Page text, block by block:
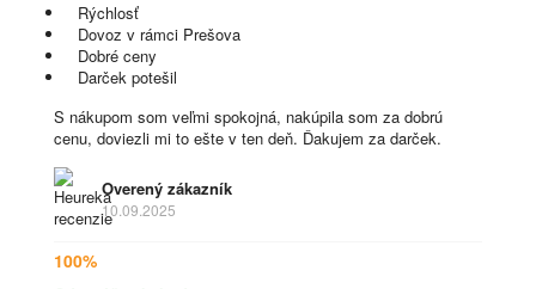
Rýchlosť
Dovoz v rámci Prešova
Dobré ceny
Darček potešil
S nákupom som veľmi spokojná, nakúpila som za dobrú
cenu, doviezli mi to ešte v ten deň. Ďakujem za darček.
Overený zákazník
10.09.2025
100%